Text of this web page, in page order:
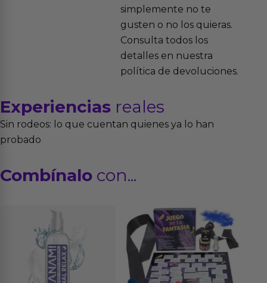
simplemente no te
gusten o no los quieras.
Consulta todos los
detalles en nuestra
política de devoluciones.
Experiencias reales
Sin rodeos: lo que cuentan quienes ya lo han
probado
Combínalo con...